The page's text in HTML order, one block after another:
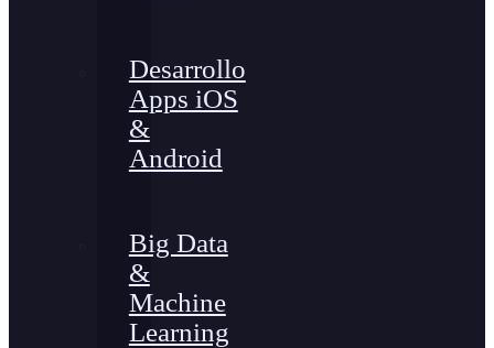
Desarrollo
Apps iOS
&
Android
Big Data
&
Machine
Learning